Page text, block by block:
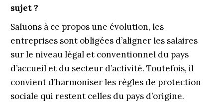
sujet ?
Saluons à ce propos une évolution, les
entreprises sont obligées d’aligner les salaires
sur le niveau légal et conventionnel du pays
d’accueil et du secteur d’activité. Toutefois, il
convient d’harmoniser les règles de protection
sociale qui restent celles du pays d’origine.